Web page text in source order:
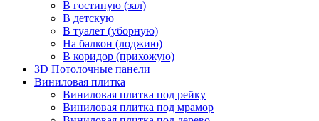
В гостиную (зал)
В детскую
В туалет (уборную)
На балкон (лоджию)
В коридор (прихожую)
3D Потолочные панели
Виниловая плитка
Виниловая плитка под рейку
Виниловая плитка под мрамор